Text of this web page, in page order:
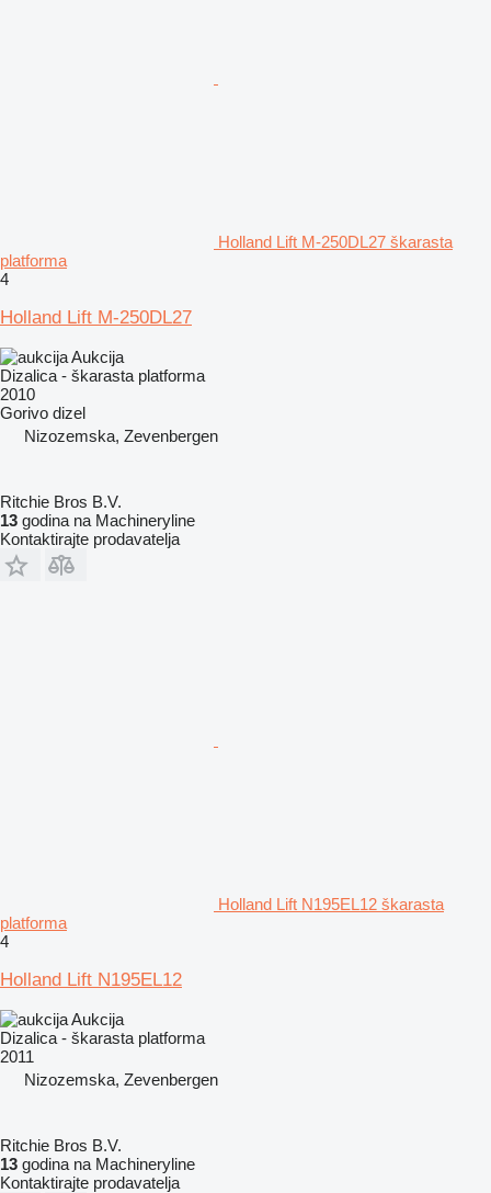
Holland Lift M-250DL27 škarasta
platforma
4
Holland Lift M-250DL27
Aukcija
Dizalica - škarasta platforma
2010
Gorivo dizel
Nizozemska, Zevenbergen
Ritchie Bros B.V.
13 godina na Machineryline
Kontaktirajte prodavatelja
Holland Lift N195EL12 škarasta
platforma
4
Holland Lift N195EL12
Aukcija
Dizalica - škarasta platforma
2011
Nizozemska, Zevenbergen
Ritchie Bros B.V.
13 godina na Machineryline
Kontaktirajte prodavatelja